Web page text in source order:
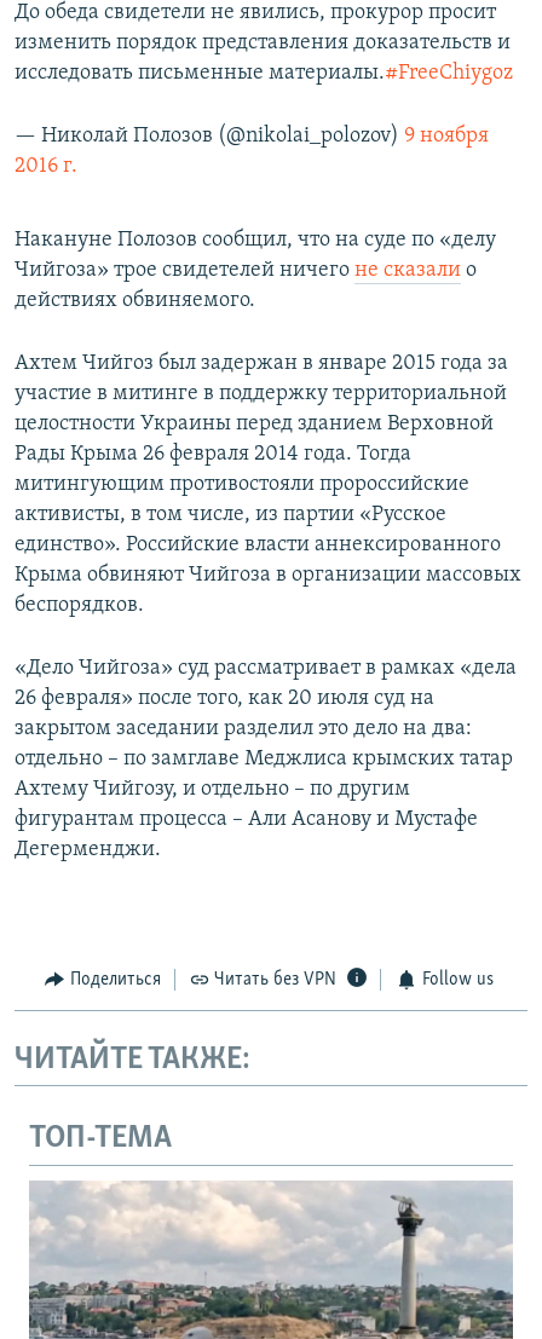
До обеда свидетели не явились, прокурор просит
изменить порядок представления доказательств и
исследовать письменные материалы.#FreeChiygoz
— Николай Полозов (@nikolai_polozov) 9 ноября
2016 г.
Накануне Полозов сообщил, что на суде по «делу
Чийгоза» трое свидетелей ничего не сказали о
действиях обвиняемого.
Ахтем Чийгоз был задержан в январе 2015 года за
участие в митинге в поддержку территориальной
целостности Украины перед зданием Верховной
Рады Крыма 26 февраля 2014 года. Тогда
митингующим противостояли пророссийские
активисты, в том числе, из партии «Русское
единство». Российские власти аннексированного
Крыма обвиняют Чийгоза в организации массовых
беспорядков.
«Дело Чийгоза» суд рассматривает в рамках «дела
26 февраля» после того, как 20 июля суд на
закрытом заседании разделил это дело на два:
отдельно – по замглаве Меджлиса крымских татар
Ахтему Чийгозу, и отдельно – по другим
фигурантам процесса – Али Асанову и Мустафе
Дегерменджи.
Поделиться Читать без VPN Follow us
ЧИТАЙТЕ ТАКЖЕ:
ТОП-ТЕМА